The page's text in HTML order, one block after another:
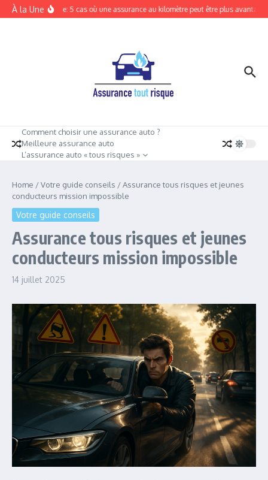
Aller au contenu
À la Une
Tout risque: 5 cas où une assurance au kilomètre peut être plus
Comment choisir une assurance auto ?
Meilleure assurance auto
L’assurance auto « tous risques »
Home /Votre guide conseils /Assurance tous risques et jeunes
conducteurs mission impossible
Votre guide conseils
Assurance tous risques et jeunes
conducteurs mission impossible
14 juillet 2025